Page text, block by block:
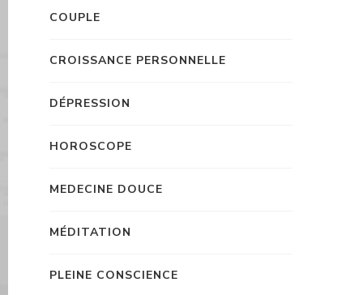
COUPLE
CROISSANCE PERSONNELLE
DÉPRESSION
HOROSCOPE
MEDECINE DOUCE
MÉDITATION
PLEINE CONSCIENCE